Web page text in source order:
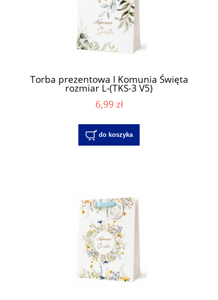
Torba prezentowa I Komunia Święta
rozmiar L-(TKS-3 V5)
6,99 zł
do koszyka